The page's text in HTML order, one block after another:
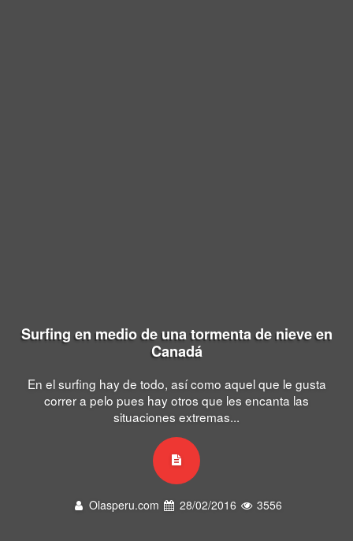
Surfing en medio de una tormenta de nieve en
Canadá
En el surfing hay de todo, así como aquel que le gusta
correr a pelo pues hay otros que les encanta las
situaciones extremas...
Olasperu.com 28/02/2016 3556